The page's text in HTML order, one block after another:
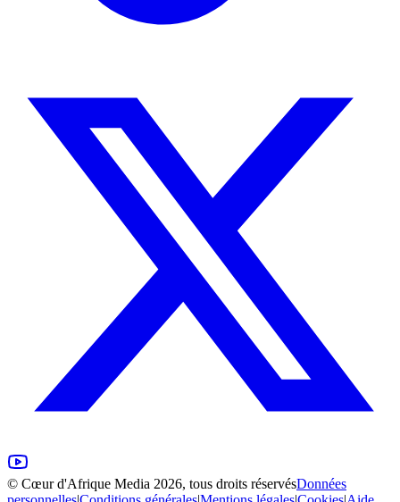
© Cœur d'Afrique Media 2026, tous droits réservésDonnées